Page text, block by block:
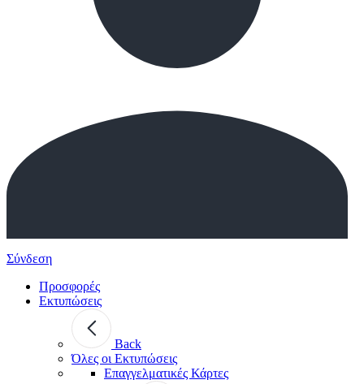
Σύνδεση
Προσφορές
Εκτυπώσεις
Back
Όλες οι Εκτυπώσεις
Επαγγελματικές Κάρτες